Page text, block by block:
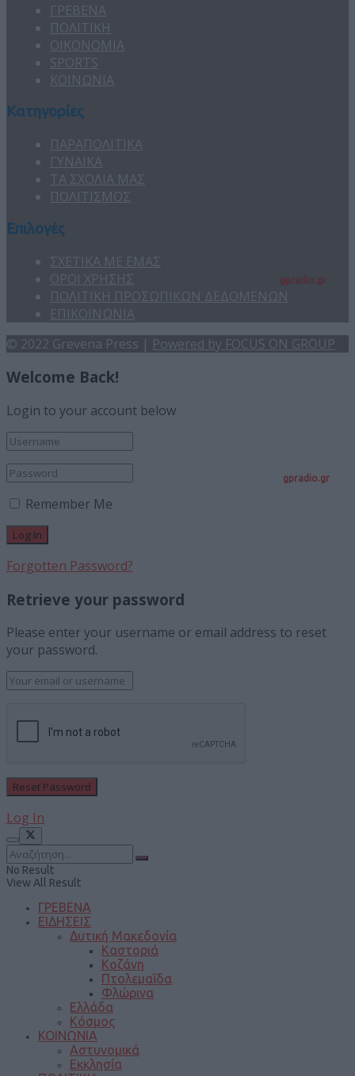
gpradio.gr
ΓΡΕΒΕΝΑ
ΠΟΛΙΤΙΚΗ
ΟΙΚΟΝΟΜΙΑ
SPORTS
ΚΟΙΝΩΝΙΑ
Κατηγορίες
ΠΑΡΑΠΟΛΙΤΙΚΑ
ΓΥΝΑΙΚΑ
ΤΑ ΣΧΟΛΙΑ ΜΑΣ
ΠΟΛΙΤΙΣΜΟΣ
Επιλογές
ΣΧΕΤΙΚΑ ΜΕ ΕΜΑΣ
ΟΡΟΙ ΧΡΗΣΗΣ
ΠΟΛΙΤΙΚΗ ΠΡΟΣΩΠΙΚΩΝ ΔΕΔΟΜΕΝΩΝ
ΕΠΙΚΟΙΝΩΝΙΑ
© 2022 Grevena Press | Powered by FOCUS ON GROUP
Welcome Back!
Login to your account below
Remember Me
Forgotten Password?
Retrieve your password
Please enter your username or email address to reset
your password.
Log In
No Result
View All Result
ΓΡΕΒΕΝΑ
ΕΙΔΗΣΕΙΣ
Δυτική Μακεδονία
Καστοριά
Κοζάνη
Πτολεμαΐδα
Φλώρινα
Ελλάδα
Κόσμος
ΚΟΙΝΩΝΙΑ
Αστυνομικά
Εκκλησία
gpradio.gr